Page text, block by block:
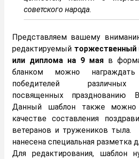
советского народа.
Представляем вашему
редактируемый торжественный
или диплома на 9 мая в
бланком можно
победителей различных
посвященных празднованию
Данный шаблон также можно
качестве составления
ветеранов и тружеников
нанесена специальная разметка
Для редактирования, шаблон